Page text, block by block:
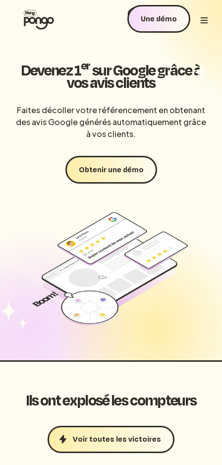
Une démo
Devenez 1ersur Google grâce à
vos avis clients
Faites décoller votre référencement en obtenant
des avis Google générés automatiquement grâce
à vos clients.
Obtenir une démo
Ils ont explosé les compteurs
Voir toutes les victoires